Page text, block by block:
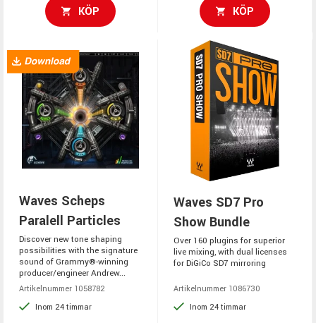
KÖP KÖP
Waves Scheps
Paralell Particles
Discover new tone shaping
possibilities with the signature
sound of Grammy®-winning
producer/engineer Andrew...
Artikelnummer 1058782
Inom 24 timmar
Waves SD7 Pro
Show Bundle
Over 160 plugins for superior
live mixing, with dual licenses
for DiGiCo SD7 mirroring
Artikelnummer 1086730
Inom 24 timmar